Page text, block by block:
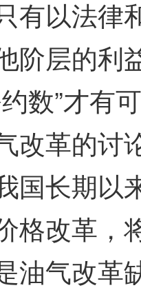
以法律和
阶层的利
数”才有
改革的讨
国长期以
格改革，
油气改革